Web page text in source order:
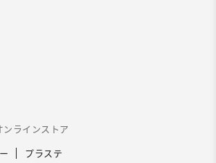
ンラインストア
プラステ